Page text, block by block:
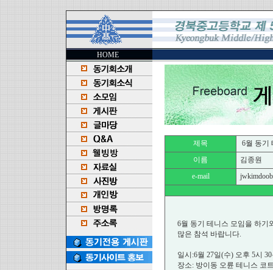
HOME
제목
6월 동기
이름
김종원
e-mail
6월 동기 테니스 모임을 하기
많은 참석 바랍니다.
일시:6월 27일(수) 오후 5시
장소: 방이동 오륜 테니스 코